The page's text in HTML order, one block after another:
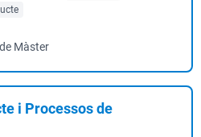
Màster
i Processos de